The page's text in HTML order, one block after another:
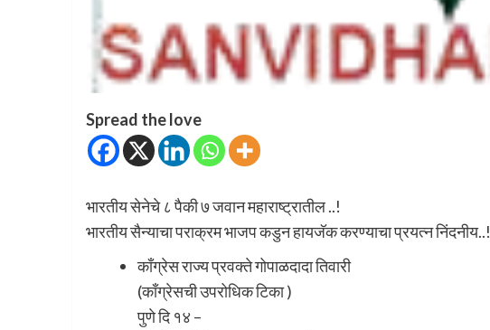
Spread the love
भारतीय सेनेचे ८ पैकी ७ जवान महाराष्ट्रातील ..!
भारतीय सैन्याचा पराक्रम भाजप कडुन हायजॅक करण्याचा प्रयत्न निंदनीय..!
काँग्रेस राज्य प्रवक्ते गोपाळदादा तिवारी
(काँग्रेसची उपरोधिक टिका )
पुणे दि १४ –